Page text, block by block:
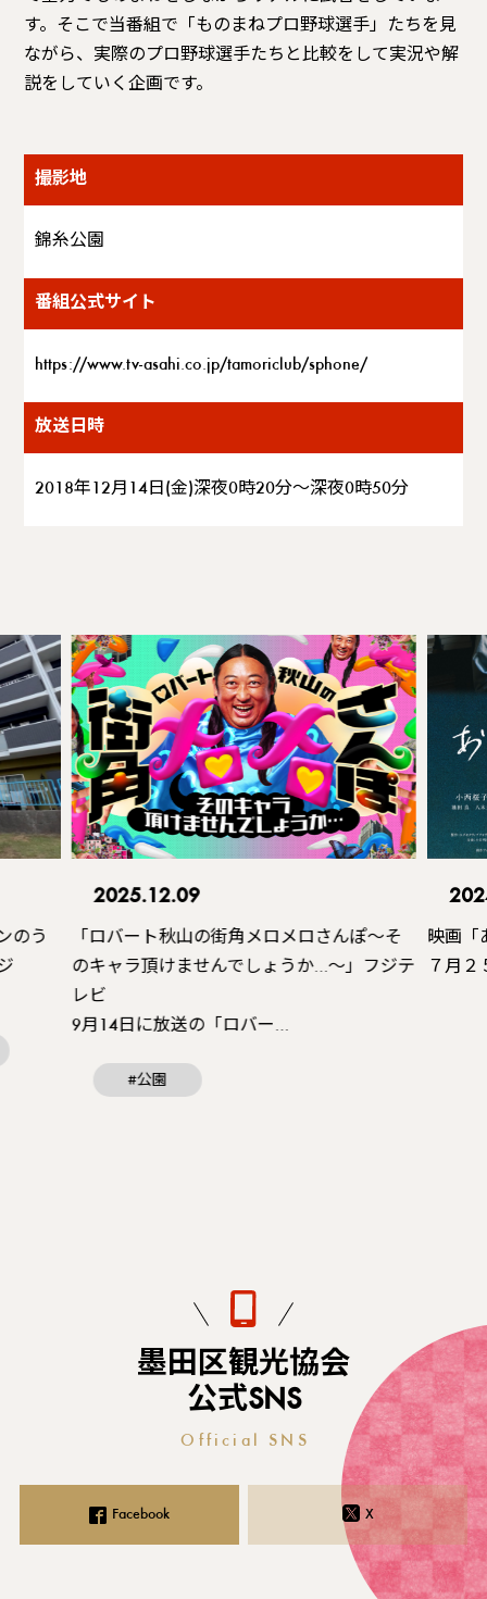
す。そこで当番組で「ものまねプロ野球選手」たちを見
ながら、実際のプロ野球選手たちと比較をして実況や解
説をしていく企画です。
撮影地
錦糸公園
番組公式サイト
https://www.tv-asahi.co.jp/tamoriclub/sphone/
放送日時
2018年12月14日(金)深夜0時20分～深夜0時50分
〜そ
ジテ
2024.12.17
映画「ありきたりな言葉じゃなくて」
７月２５日に放送のNHK E…
ドラマ
一本
墨田区観光協会
公式SNS
Official SNS
Facebook X